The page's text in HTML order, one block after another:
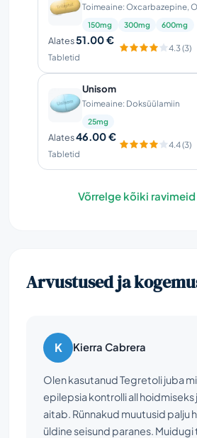
Toimeaine: Oxcarbazepine,
150mg 300mg 600mg
Alates51.00 €
Tabletid
4.3 (3)
Unisom
Toimeaine: Doksüülamiin
25mg
Alates46.00 €
Tabletid
4.4 (3)
Võrrelge kõiki ravimeid
Arvustused ja
K Kierra Cabrera
Olen kasutanud Tegretoli juba
epilepsia kontrolli all hoidmiseks
aitab. Rünnakud muutusid palju
üldine seisund paranes.